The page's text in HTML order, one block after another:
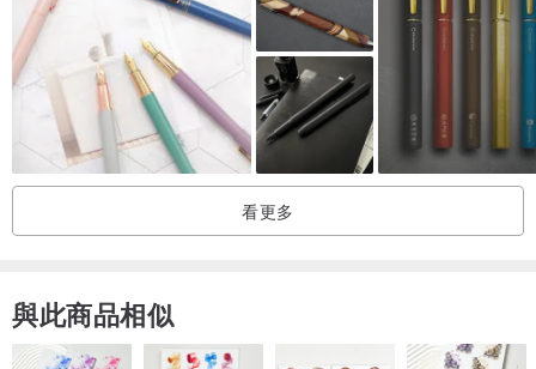
人量身打造的鋼筆，精算後的尺寸營造出絕佳的書寫手感，簡潔時尚
的外觀，隱含著疊石意涵的設計理念，每一處小細節都透露出真實中
的不平凡。
設計師本身很愛寫字，一般國外鋼筆都太重直徑太大不好握，長期書
寫下來容易疲累，我們在設計這款筆時特別希望提供給使用者書寫的
舒適度，於是在按把和後塞上反覆修改，在重量上斤斤計較，調整平
衡和重量，就是想帶給您最舒適的手感。
師傅組裝時會反覆調校並將防氣套調整到適當位置，以確保筆蓋密閉
性佳，您可以在蓋上筆蓋時聽到清脆的「喀」一聲。
看更多
與此商品相似